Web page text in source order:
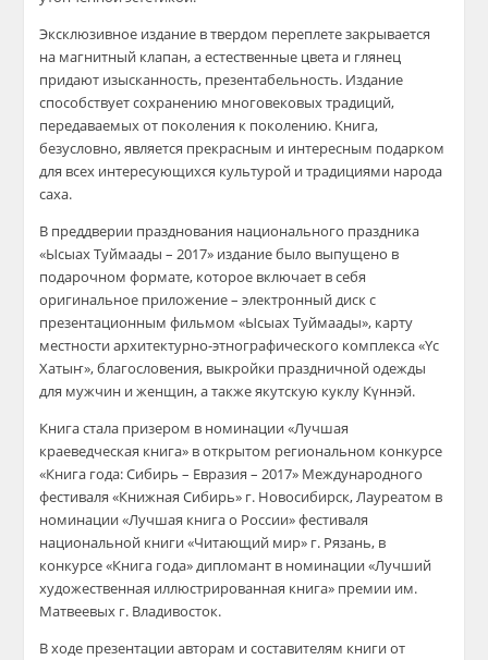
Эксклюзивное издание в твердом переплете закрывается
на магнитный клапан, а естественные цвета и глянец
придают изысканность, презентабельность. Издание
способствует сохранению многовековых традиций,
передаваемых от поколения к поколению. Книга,
безусловно, является прекрасным и интересным подарком
для всех интересующихся культурой и традициями народа
саха.
В преддверии празднования национального праздника
«Ысыах Туймаады – 2017» издание было выпущено в
подарочном формате, которое включает в себя
оригинальное приложение – электронный диск с
презентационным фильмом «Ысыах Туймаады», карту
местности архитектурно-этнографического комплекса «Yс
Хатыҥ», благословения, выкройки праздничной одежды
для мужчин и женщин, а также якутскую куклу Күннэй.
Книга стала призером в номинации «Лучшая
краеведческая книга» в открытом региональном конкурсе
«Книга года: Сибирь – Евразия – 2017» Международного
фестиваля «Книжная Сибирь» г. Новосибирск, Лауреатом в
номинации «Лучшая книга о России» фестиваля
национальной книги «Читающий мир» г. Рязань, в
конкурсе «Книга года» дипломант в номинации «Лучший
художественная иллюстрированная книга» премии им.
Матвеевых г. Владивосток.
В ходе презентации авторам и составителям книги от